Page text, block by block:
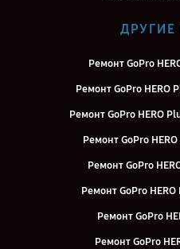
ДРУГИЕ
Ремонт GoPro
Ремонт GoPro HERO
Ремонт GoPro HERO
Ремонт GoPro
Ремонт GoPro
Ремонт GoPro
Ремонт GoPro
Ремонт GoPro